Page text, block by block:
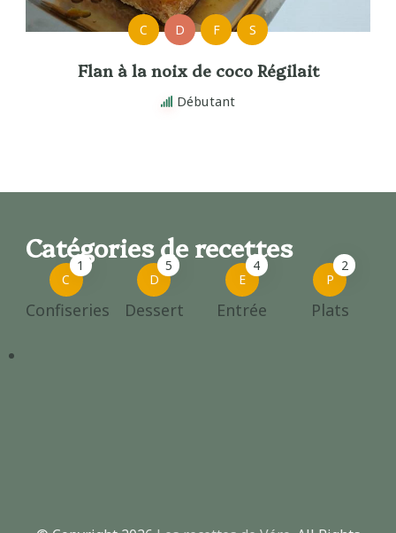
C D F S
Flan à la noix de coco Régilait
Débutant
Catégories de recettes
C
1
Confiseries
D
5
Dessert
E
4
Entrée
P
2
Plats